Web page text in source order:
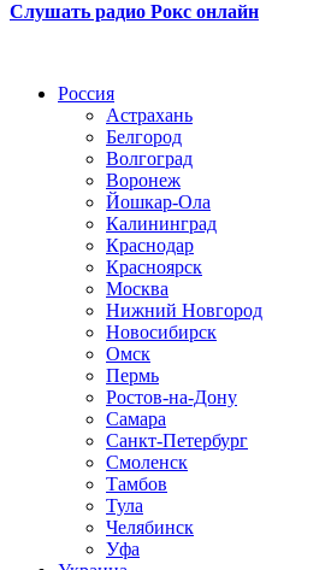
Слушать радио Рокс онлайн
Россия
Астрахань
Белгород
Волгоград
Воронеж
Йошкар-Ола
Калининград
Краснодар
Красноярск
Москва
Нижний Новгород
Новосибирск
Омск
Пермь
Ростов-на-Дону
Самара
Санкт-Петербург
Смоленск
Тамбов
Тула
Челябинск
Уфа